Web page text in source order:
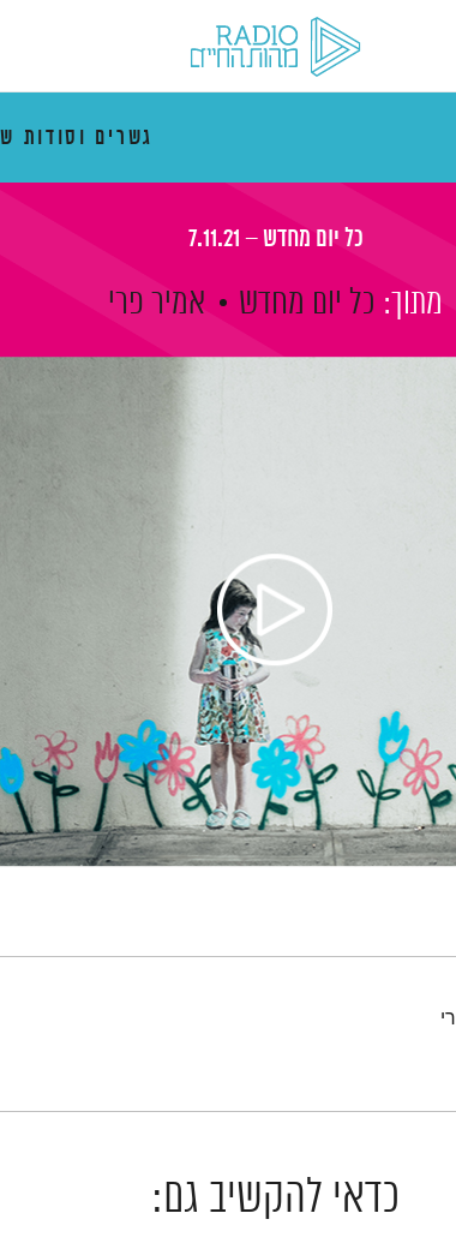
גשרים וסודות
כל יום מחדש – 7.11.21
מתוך: כל יום מחדש אמיר פרי
כדאי להקשיב גם: